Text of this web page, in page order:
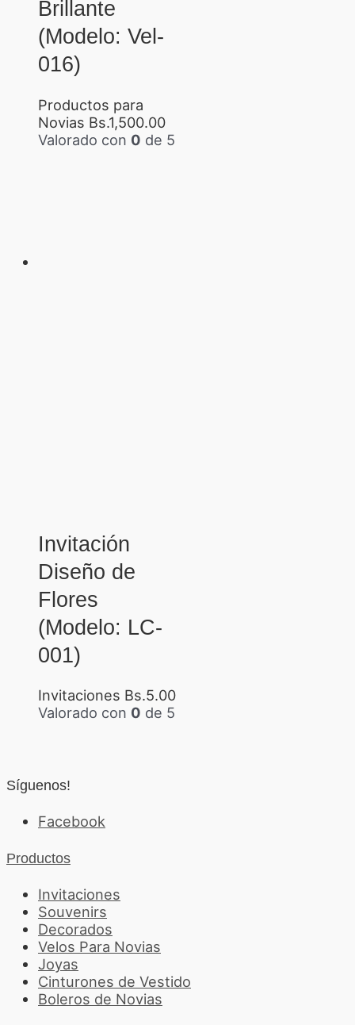
Brillante
(Modelo: Vel-
016)
Productos para
Novias Bs.1,500.00
Valorado con 0 de 5
Invitación
Diseño de
Flores
(Modelo: LC-
001)
Invitaciones Bs.5.00
Valorado con 0 de 5
Síguenos!
Facebook
Productos
Invitaciones
Souvenirs
Decorados
Velos Para Novias
Joyas
Cinturones de Vestido
Boleros de Novias